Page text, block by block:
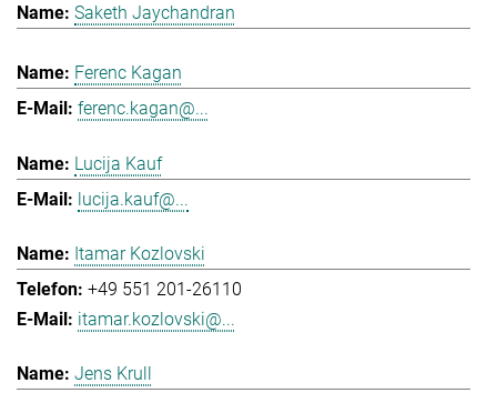
Saketh Jaychandran
Ferenc Kagan
ferenc.kagan@...
Lucija Kauf
lucija.kauf@...
Itamar Kozlovski
+49 551 201-26110
itamar.kozlovski@...
Jens Krull